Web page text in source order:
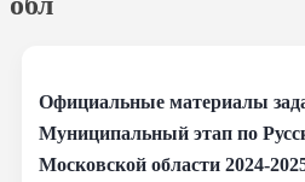
Официальные материалы
Муниципальный этап по
Московской области 2024-